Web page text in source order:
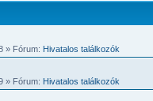
» Fórum: Hivatalos találkozók
» Fórum: Hivatalos találkozók